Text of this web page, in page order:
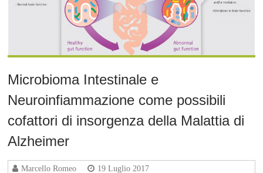
Microbioma Intestinale e
Neuroinfiammazione come possibili
cofattori di insorgenza della Malattia di
Alzheimer
Marcello Romeo
19 Luglio 2017